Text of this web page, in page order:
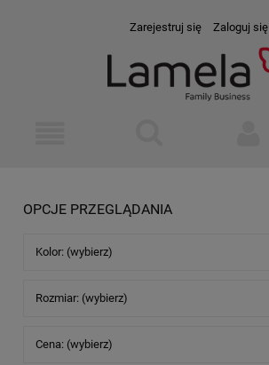
Zarejestruj się Zaloguj się
OPCJE PRZEGLĄDANIA
Kolor: (wybierz)
Rozmiar: (wybierz)
Cena: (wybierz)